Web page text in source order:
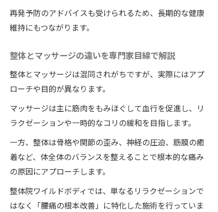
再発予防のアドバイスも受けられるため、長期的な健康
維持にもつながります。
整体とマッサージの違いを専門家目線で解説
整体とマッサージは混同されがちですが、実際にはアプ
ローチや目的が異なります。
マッサージは主に筋肉をもみほぐして血行を促進し、リ
ラクゼーションや一時的なコリの緩和を目指します。
一方、整体は骨格や関節の歪み、神経の圧迫、筋膜の癒
着など、体全体のバランスを整えることで根本的な痛み
の原因にアプローチします。
整体院ワイルドボディでは、単なるリラクゼーションで
はなく「腰痛の根本改善」に特化した施術を行っていま